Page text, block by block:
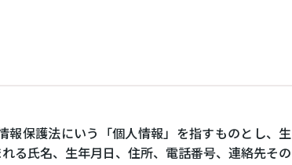
報保護法にいう「個人情報」を指すものとし、生
る氏名、生年月日、住所、電話番号、連絡先その